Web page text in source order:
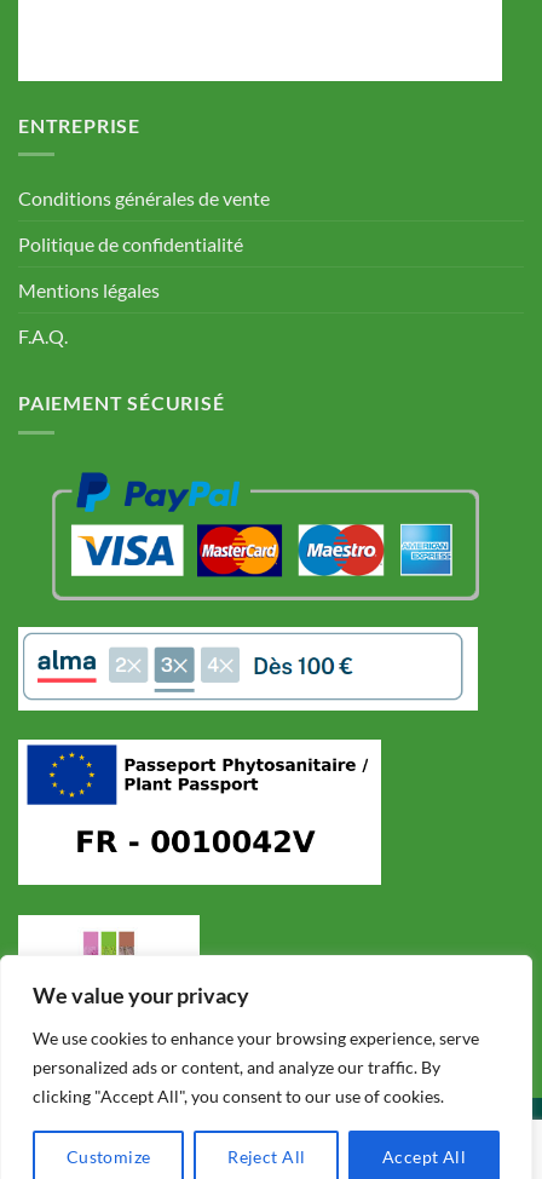
We value your privacy
We use cookies to enhance your browsing experience, serve
personalized ads or content, and analyze our traffic. By
clicking "Accept All", you consent to our use of cookies.
Customize Reject All Accept All
ENTREPRISE
Conditions générales de vente
Politique de confidentialité
Mentions légales
F.A.Q.
PAIEMENT SÉCURISÉ